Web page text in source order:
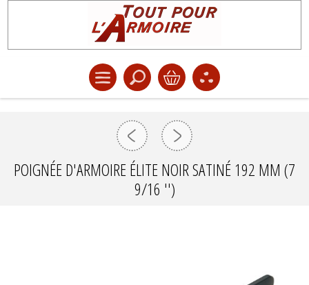
POIGNÉE D'ARMOIRE ÉLITE NOIR SATINÉ 192 MM (7
9/16 '')